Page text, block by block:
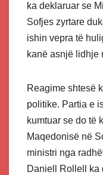
ka deklaruar se
Sofjes zyrtare
ishin vepra të
kanë asnjë lidhje
Reagime shtesë
politike. Partia e
kumtuar se do të
Maqedonisë në
ministri nga
Daniell Rollell ka